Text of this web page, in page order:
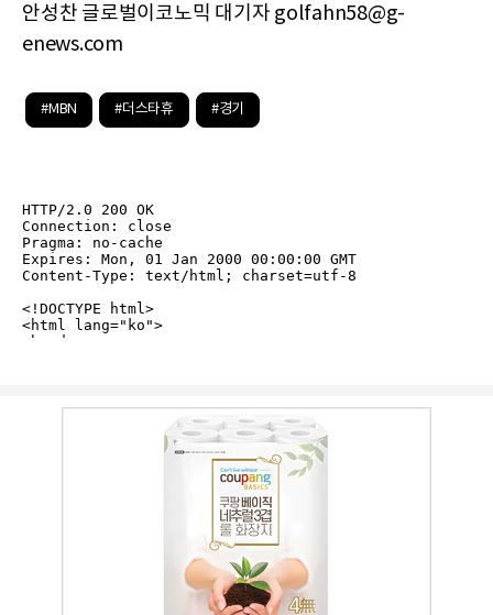
안성찬 글로벌이코노믹 대기자 golfahn58@g-
enews.com
#MBN #더스타휴 #경기